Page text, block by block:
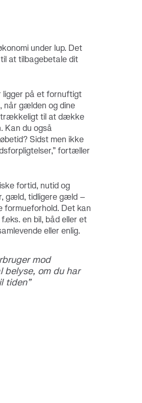
under lup. Det
at tilbagebetale dit
ligger på et fornuftigt
når gælden og dine
til at dække
Kan du også
Sidst men ikke
fortæller
fortid, nutid og
gæld, tidligere gæld –
formueforhold. Det kan
en bil, båd eller et
eller enlig.
mod
om du har
tiden”